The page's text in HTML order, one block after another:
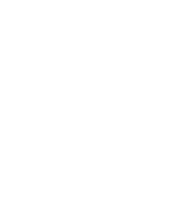
permintaan